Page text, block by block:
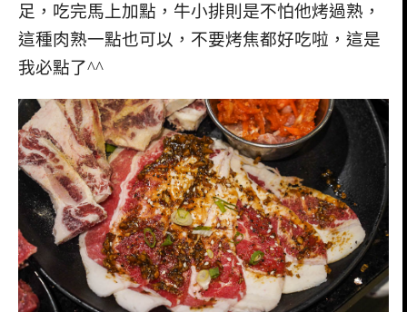
足，吃完馬上加點，牛小排則是不怕他烤過熟，
這種肉熟一點也可以，不要烤焦都好吃啦，這是
我必點了^^